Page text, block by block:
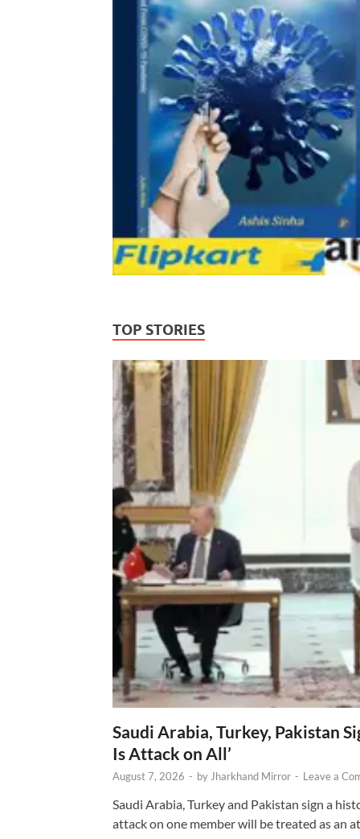
TOP STORIES
Saudi Arabia, Turkey, Pakistan
Is Attack on All’
August 7, 2026 - by Jharkhand Mirror - Leave a
Saudi Arabia, Turkey and Pakistan sign a
attack on one member will be treated as an